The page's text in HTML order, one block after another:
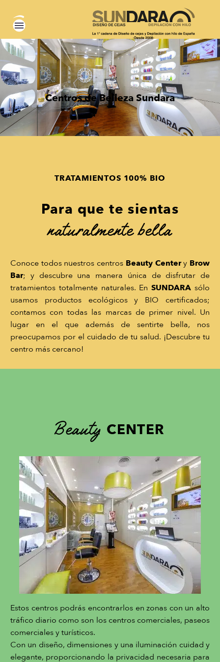
Centros de Belleza Sundara
TRATAMIENTOS 100% BIO
Para que te sientas
naturalmente bella
Conoce todos nuestros centros Beauty Centery Brow
Bar; y descubre una manera única de disfrutar de
tratamientos totalmente naturales. EnSUNDARA sólo
usamos productos ecológicos y BIO certificados;
contamos con todas las marcas de primer nivel. Un
lugar en el que además de sentirte bella, nos
preocupamos por el cuidado de tu salud. ¡Descubre tu
centro más cercano!
Beauty CENTER
Estos centros podrás encontrarlos en zonas con un alto
tráfico diario como son los centros comerciales, paseos
comerciales y turísticos.
Con un diseño, dimensiones y una iluminación cuidad y
elegante, proporcionando la privacidad necesaria para